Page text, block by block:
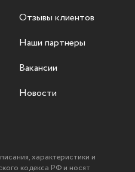
Отзывы клиентов
Наши партнеры
Вакансии
Новости
характеристики и
кодекса РФ и носят